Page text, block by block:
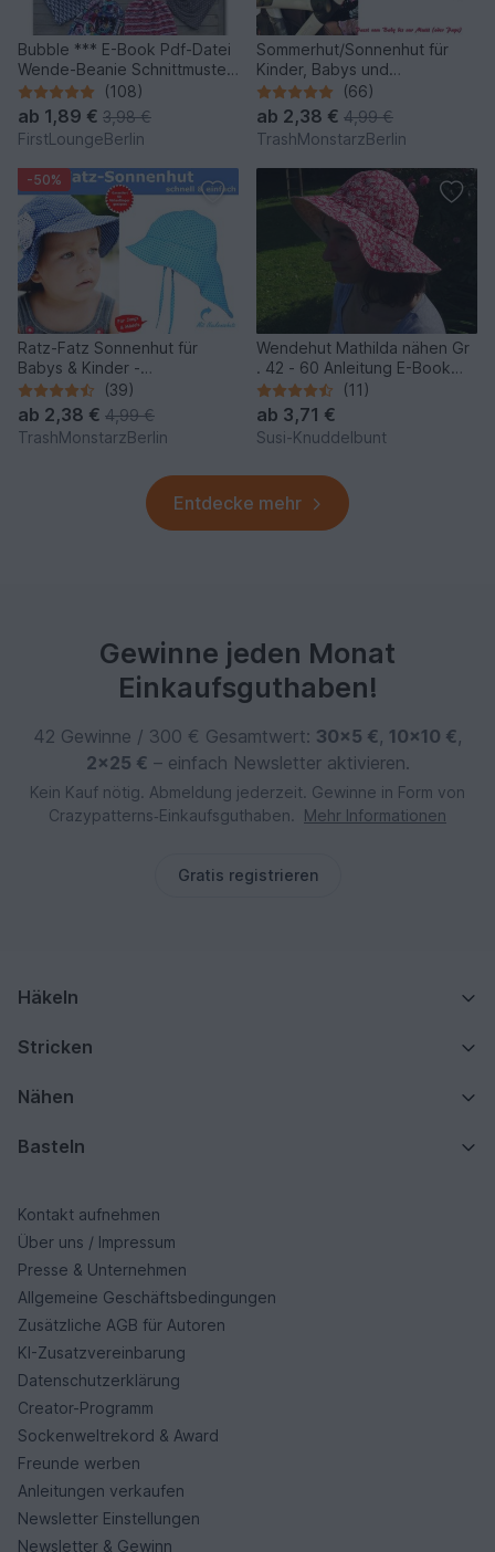
Bubble *** E-Book Pdf-Datei
Wende-Beanie Schnittmuster
und Nähanleitung für die
ganze Familie in 6 Größen
von firstloungeberlin
(108)
ab 1,89 € 3,98 €
FirstLoungeBerlin
Sommerhut/Sonnenhut für
Kinder, Babys und
Erwachsene - Schnittmuster &
Nähanleitung
(66)
ab 2,38 € 4,99 €
TrashMonstarzBerlin
-50%
Ratz-Fatz Sonnenhut für
Babys & Kinder -
Schnittmuster & Nähanleitung
(39)
ab 2,38 € 4,99 €
TrashMonstarzBerlin
Wendehut Mathilda nähen Gr
. 42 - 60 Anleitung E-Book
Hut Sommerhut
Sonnenschutz
(11)
ab 3,71 €
Susi-Knuddelbunt
Entdecke mehr
Gewinne jeden Monat
Einkaufsguthaben!
42 Gewinne / 300 € Gesamtwert: 30×5 €, 10×10 €,
2×25 € – einfach Newsletter aktivieren.
Kein Kauf nötig. Abmeldung jederzeit. Gewinne in Form von
Crazypatterns‑Einkaufsguthaben.
Mehr Informationen
Gratis registrieren
Häkeln
Stricken
Nähen
Basteln
Kontakt aufnehmen
Über uns / Impressum
Presse & Unternehmen
Allgemeine Geschäftsbedingungen
Zusätzliche AGB für Autoren
KI-Zusatzvereinbarung
Datenschutzerklärung
Creator-Programm
Sockenweltrekord & Award
Freunde werben
Anleitungen verkaufen
Newsletter Einstellungen
Newsletter & Gewinn